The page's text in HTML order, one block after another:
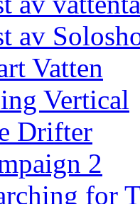
av
Vatten
Vertical
Drifter
2
for